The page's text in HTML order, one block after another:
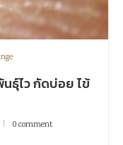
นธุ์ไว กัดบ่อย ไข้
0 comment